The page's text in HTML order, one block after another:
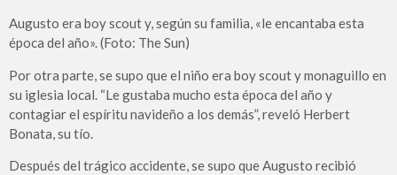
Augusto era boy scout y, según su familia, «le encantaba esta
época del año». (Foto: The Sun)
Por otra parte, se supo que el niño era boy scout y monaguillo en
su iglesia local. “Le gustaba mucho esta época del año y
contagiar el espíritu navideño a los demás”, reveló Herbert
Bonata, su tío.
Después del trágico accidente, se supo que Augusto recibió